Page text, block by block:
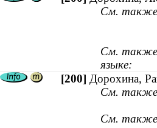
См.
См. также
языке:
[200] Дорохина,
См.
См. также